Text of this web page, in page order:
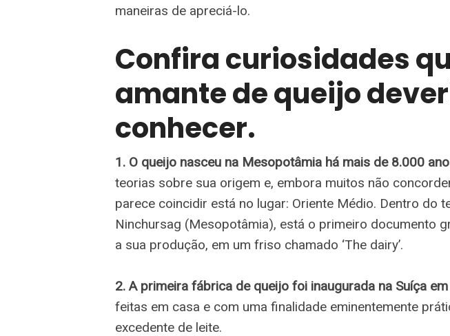
maneiras de apreciá-lo.
Confira curiosidades
amante de queijo
conhecer.
1. O queijo nasceu na Mesopotâmia há mais de 8.000
teorias sobre sua origem e, embora muitos não
parece coincidir está no lugar: Oriente Médio. Dentro do
Ninchursag (Mesopotâmia), está o primeiro documento
a sua produção, em um friso chamado ‘The dairy’.
2. A primeira fábrica de queijo foi inaugurada na Suíça
feitas em casa e com uma finalidade eminentemente
excedente de leite.